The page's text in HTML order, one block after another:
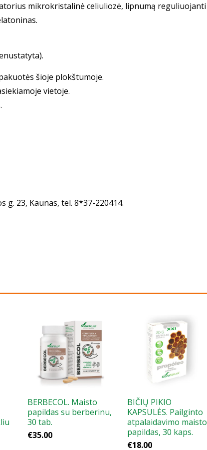
mi­k­ro­kristalinė ce­liu­lio­zė, lipnumą re­guliuojanti
šioje plokštumoje.
vie­toje.
g. 23, Kaunas, tel. 8*37-220414.
BERBECOL. Maisto
papildas su berberinu,
30 tab.
€35.00
BIČIŲ PIKIO
KAPSULĖS. Pailginto
atpalaidavimo maisto
papildas, 30 kaps.
€18.00